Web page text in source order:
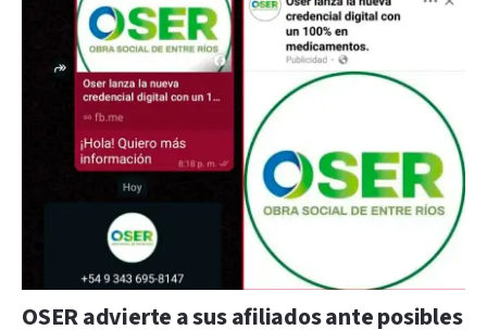
OSER advierte a sus afiliados ante posibles